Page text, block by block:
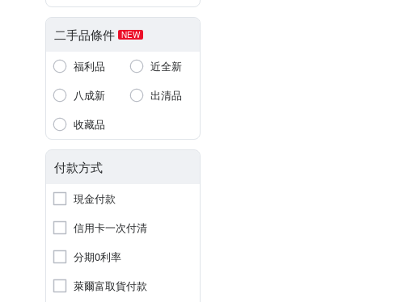
二手品條件 NEW
福利品
近全新
八成新
出清品
收藏品
付款方式
現金付款
信用卡一次付清
分期0利率
萊爾富取貨付款